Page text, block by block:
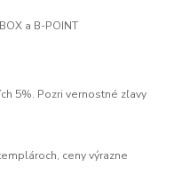
a B-POINT
5%. Pozri vernostné zľavy
ceny výrazne